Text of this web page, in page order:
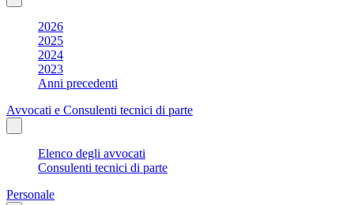
2026
2025
2024
2023
Anni precedenti
Avvocati e Consulenti tecnici di parte
Elenco degli avvocati
Consulenti tecnici di parte
Personale